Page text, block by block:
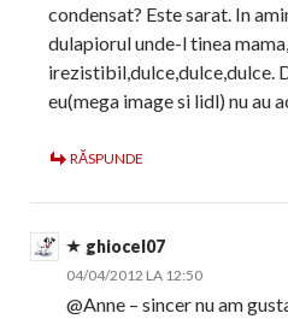
condensat? Este sarat. In
dulapiorul unde-l tinea
irezistibil,dulce,dulce,dulce.
eu(mega image si lidl) nu au
RĂSPUNDE
ghiocel07
04/04/2012 LA 12:50
@Anne – sincer nu am